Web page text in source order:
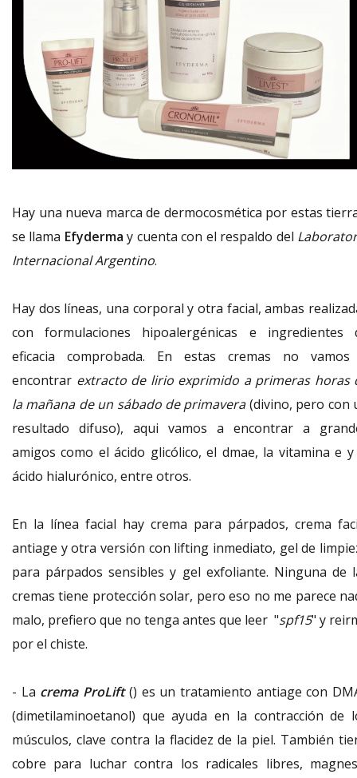
Hay una nueva marca de dermocosmética por estas
se llama Efyderma y cuenta con el respaldo del
Internacional Argentino.
Hay dos líneas, una corporal y otra facial, ambas
con formulaciones hipoalergénicas e ingredientes
eficacia comprobada. En estas cremas no
encontrar extracto de lirio exprimido a primeras horas
la mañana de un sábado de primavera(divino, pero con
resultado difuso), aqui vamos a encontrar a
amigos como el ácido glicólico, el dmae, la vitamina e
ácido hialurónico, entre otros.
En la línea facial hay crema para párpados, crema
antiage y otra versión con lifting inmediato, gel de
para párpados sensibles y gel exfoliante. Ninguna de
cremas tiene protección solar, pero eso no me parece
malo, prefiero que no tenga antes que leer "spf15" y
por el chiste.
- La crema ProLift() es un tratamiento antiage con
(dimetilaminoetanol) que ayuda en la contracción de
músculos, clave contra la flacidez de la piel. También
cobre para luchar contra los radicales libres,